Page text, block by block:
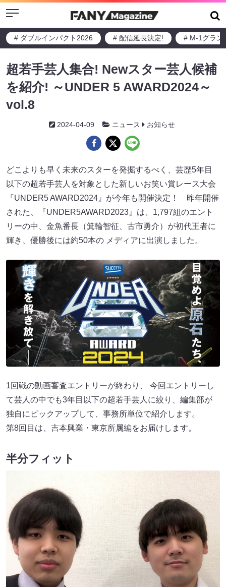
Menu
# ダブルインパクト2026 # 配信延長決定! # M-1グラン
超若手芸人集合! Newスター芸人候補
を紹介! ～UNDER 5 AWARD2024～
vol.8
2024-04-09 ニュース お知らせ
どこよりも早く未来のスターを発掘するべく、芸歴5年目
以下の超若手芸人を対象とした新しいお笑い賞レース大会
『UNDER5 AWARD2024』が今年も開催決定！ 昨年開催
された、『UNDER5AWARD2023』は、1,797組のエント
リーの中、金魚番長（箕輪智征、古市勇介）が初代王者に
輝き、優勝後には約50本の メディアに出演しました。
1回戦の動画審査エントリーが終わり、 今回エントリーし
て芸人の中でも3年目以下の超若手芸人に絞り、編集部が
独自にピックアップして、事務所単位で紹介します。
第8回目は、吉本興業・東京所属編をお届けします。
半分フィット